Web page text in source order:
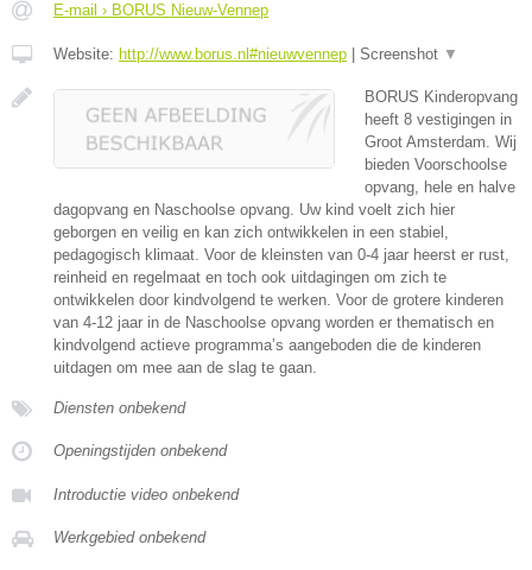
E-mail › BORUS Nieuw-Vennep
Website: http://www.borus.nl#nieuwvennep Screenshot ▼
BORUS Kinderopvang
heeft 8 vestigingen in
Groot Amsterdam. Wij
bieden Voorschoolse
opvang, hele en halve
dagopvang en Naschoolse opvang. Uw kind voelt zich hier
geborgen en veilig en kan zich ontwikkelen in een stabiel,
pedagogisch klimaat. Voor de kleinsten van 0-4 jaar heerst er rust,
reinheid en regelmaat en toch ook uitdagingen om zich te
ontwikkelen door kindvolgend te werken. Voor de grotere kinderen
van 4-12 jaar in de Naschoolse opvang worden er thematisch en
kindvolgend actieve programma’s aangeboden die de kinderen
uitdagen om mee aan de slag te gaan.
Diensten onbekend
Openingstijden onbekend
Introductie video onbekend
Werkgebied onbekend